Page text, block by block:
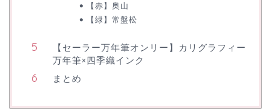
【赤】奥山
【緑】常盤松
【セーラー万年筆オンリー】カリグラフィー
万年筆×四季織インク
まとめ